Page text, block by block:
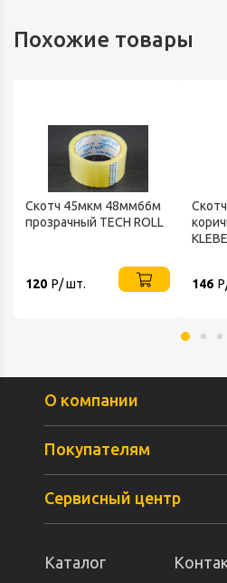
Похожие товары
Скотч 45мкм 48мм66м
прозрачный TECH ROLL
120 Р/ шт. 146
О компании
Покупателям
Сервисный центр
Каталог